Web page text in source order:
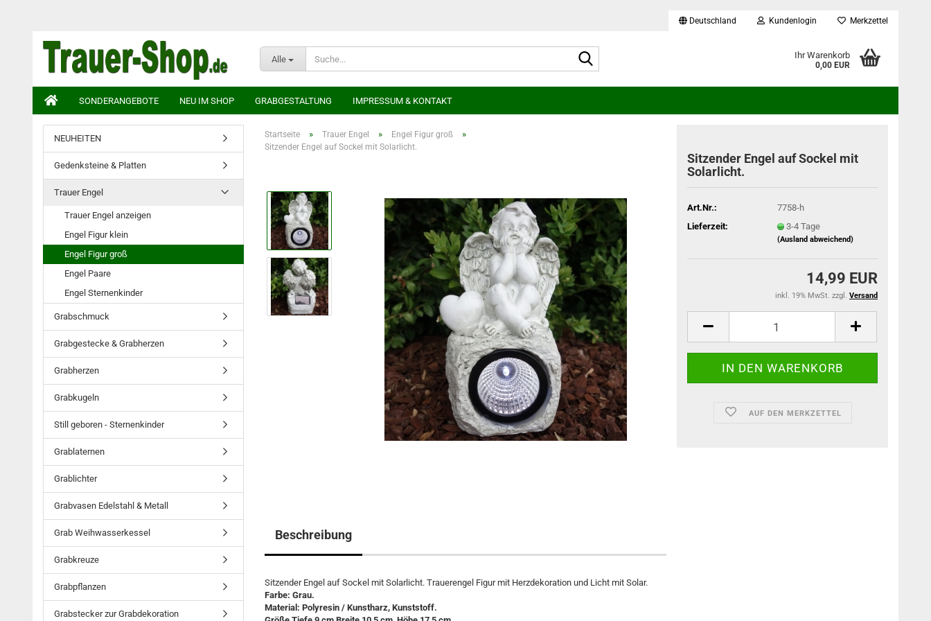
Deutschland Kundenlogin Merkzettel
Alle Ihr Warenkorb
0,00 EUR
SONDERANGEBOTE NEU IM SHOP GRABGESTALTUNG IMPRESSUM & KONTAKT
Startseite » Trauer Engel » Engel Figur groß »
Sitzender Engel auf Sockel mit Solarlicht.
Sitzender Engel auf Sockel mit
Solarlicht.
Art.Nr.:
7758-h
Lieferzeit:
3-4 Tage
(Ausland abweichend)
14,99 EUR
inkl. 19% MwSt. zzgl. Versand
AUF DEN MERKZETTEL
Beschreibung
Sitzender Engel auf Sockel mit Solarlicht. Trauerengel Figur mit Herzdekoration und Licht mit Solar.
Farbe: Grau.
Material: Polyresin / Kunstharz, Kunststoff.
NEUHEITEN
Gedenksteine & Platten
Trauer Engel
Trauer Engel anzeigen
Engel Figur klein
Engel Figur groß
Engel Paare
Engel Sternenkinder
Grabschmuck
Grabgestecke & Grabherzen
Grabherzen
Grabkugeln
Still geboren - Sternenkinder
Grablaternen
Grablichter
Grabvasen Edelstahl & Metall
Grab Weihwasserkessel
Grabkreuze
Grabpflanzen
Grabstecker zur Grabdekoration